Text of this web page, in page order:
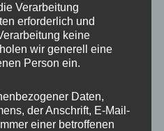
files/65417502-112-5-
Verarbeitung
erforderlich und
keine
wir generell eine
Person ein.
Daten,
der Anschrift, E-Mail-
einer betroffenen